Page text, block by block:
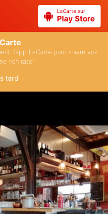
LaCarte sur
Play Store
l'app LaCarte pour suivre vos
rien rater !
tard